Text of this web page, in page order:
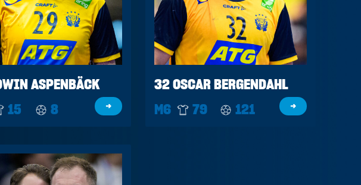
ASPENBÄCK
15 8 →
32 OSCAR BERGENDAHL
M6
79 121 →